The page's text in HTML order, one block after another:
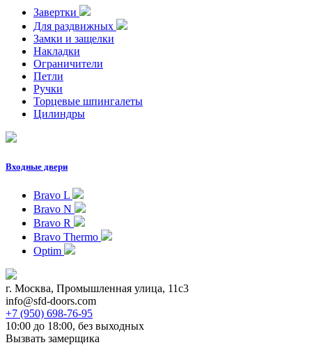
Завертки
Для раздвижных
Замки и защелки
Накладки
Ограничители
Петли
Ручки
Торцевые шпингалеты
Цилиндры
Входные двери
Bravo L
Bravo N
Bravo R
Bravo Thermo
Optim
г. Москва, Промышленная улица, 11с3
info@sfd-doors.com
+7 (950) 698-76-95
10:00 до 18:00, без выходных
Вызвать замерщика